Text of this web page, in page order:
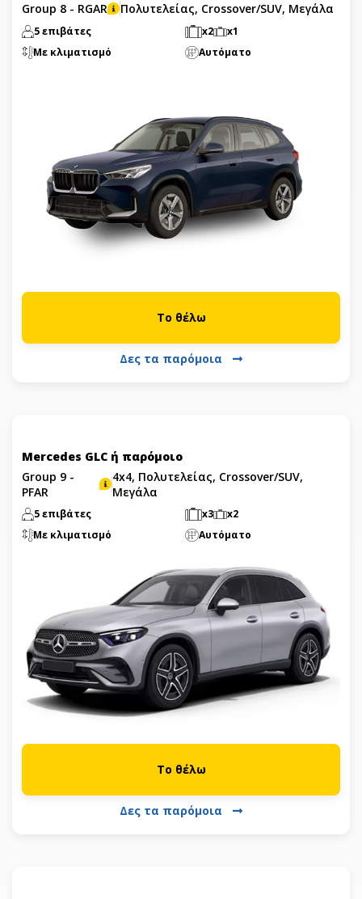
Group 8 - RGAR Πολυτελείας, Crossover/SUV, Μεγάλα
5 επιβάτες x2
x1
Με κλιματισμό
Αυτόματο
Το θέλω
Δες τα παρόμοια
Mercedes GLC ή παρόμοιο
Group 9 -
PFAR
4x4, Πολυτελείας, Crossover/SUV,
Μεγάλα
5 επιβάτες x3
x2
Με κλιματισμό
Αυτόματο
Το θέλω
Δες τα παρόμοια